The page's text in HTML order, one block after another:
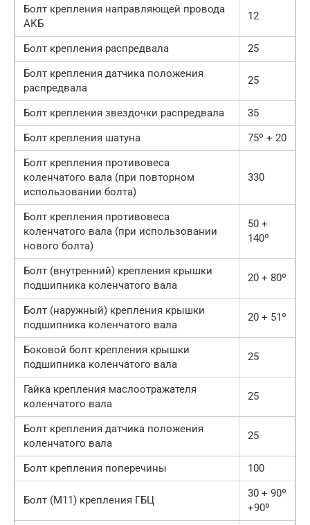
Болт крепления направляющей провода
АКБ
12
Болт крепления распредвала
25
Болт крепления датчика положения
распредвала
25
Болт крепления звездочки распредвала
35
Болт крепления шатуна
75º + 20
Болт крепления противовеса
коленчатого вала (при повторном
использовании болта)
330
Болт крепления противовеса
коленчатого вала (при использовании
нового болта)
50 +
140º
Болт (внутренний) крепления крышки
подшипника коленчатого вала
20 + 80º
Болт (наружный) крепления крышки
подшипника коленчатого вала
20 + 51º
Боковой болт крепления крышки
подшипника коленчатого вала
25
Гайка крепления маслоотражателя
коленчатого вала
25
Болт крепления датчика положения
коленчатого вала
25
Болт крепления поперечины 100
Болт (М11) крепления ГБЦ
30 + 90º
+90º